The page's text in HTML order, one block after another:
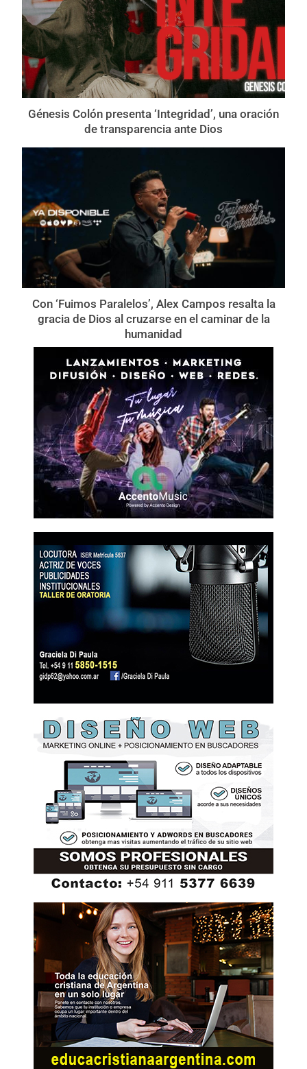
Génesis Colón presenta ‘Integridad’, una oración
de transparencia ante Dios
Con ‘Fuimos Paralelos’, Alex Campos resalta la
gracia de Dios al cruzarse en el caminar de la
humanidad